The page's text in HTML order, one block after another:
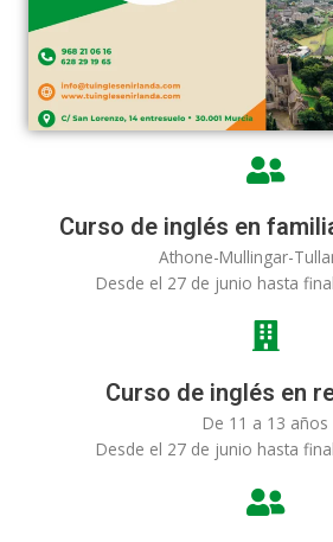
Curso de inglés en
Athone-Mullingar-
Desde el 27 de junio hasta
Curso de inglés en
De 11 a 13 años
Desde el 27 de junio hasta